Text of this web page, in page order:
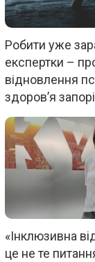
Робити уже
експертки –
відновлення
здоров’я
«Інклюзивна
це не те